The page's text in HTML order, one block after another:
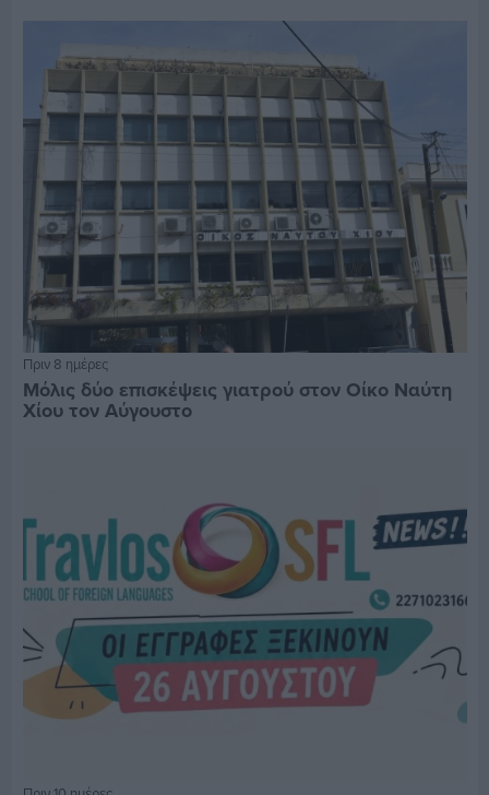
Πριν 8 ημέρες
Μόλις δύο επισκέψεις γιατρού στον Οίκο Ναύτη
Χίου τον Αύγουστο